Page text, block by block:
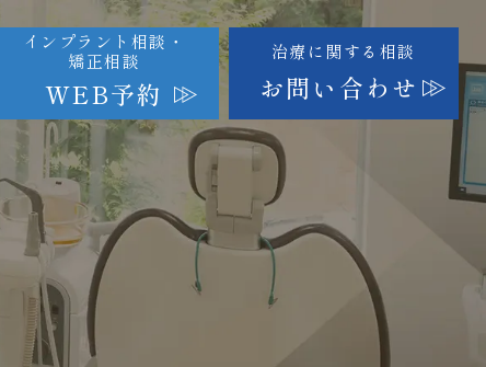
インプラント相談・
矯正相談
WEB予約
治療に関する相談
お問い合わせ